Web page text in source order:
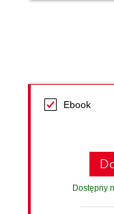
Ebook
Dostępny